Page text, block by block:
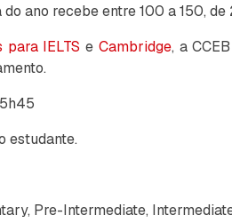
ano recebe entre 100 a 150,
IELTS e Cambridge, a
estudante.
Pre-Intermediate,